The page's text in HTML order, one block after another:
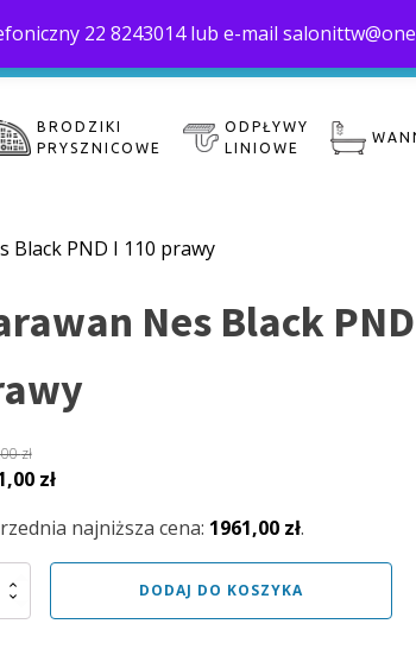
22 8243014 lub e-mail
Home O nas Moje konto
BRODZIKI
PRYSZNICOWE
ODPŁYWY
LINIOWE
Black PND I 110 prawy
Nes Black
zł
zł.
złAktualna
wynosi:
1961,00 zł.
najniższa cena: 1961,00 zł.
DODAJ DO KOSZYKA